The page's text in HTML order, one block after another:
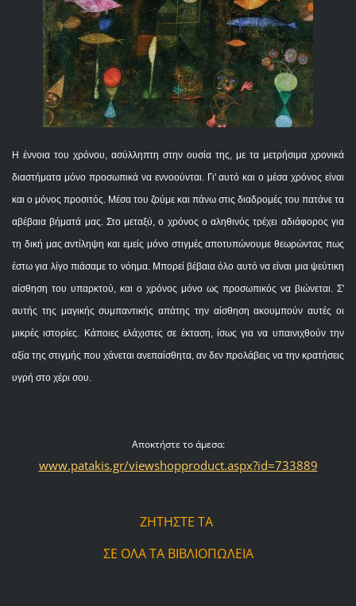
Η έννοια του χρόνου, ασύλληπτη στην ουσία της, με τα μετρήσιμα χρονικά
διαστήματα μόνο προσωπικά να εννοούνται. Γι' αυτό και ο μέσα χρόνος είναι
και ο μόνος προσιτός. Μέσα του ζούμε και πάνω στις διαδρομές του πατάνε τα
αβέβαια βήματά μας. Στο μεταξύ, ο χρόνος ο αληθινός τρέχει αδιάφορος για
τη δική μας αντίληψη και εμείς μόνο στιγμές αποτυπώνουμε θεωρώντας πως
έστω για λίγο πιάσαμε το νόημα. Μπορεί βέβαια όλο αυτό να είναι μια ψεύτικη
αίσθηση του υπαρκτού, και ο χρόνος μόνο ως προσωπικός να βιώνεται. Σ'
αυτής της μαγικής συμπαντικής απάτης την αίσθηση ακουμπούν αυτές οι
μικρές ιστορίες. Κάποιες ελάχιστες σε έκταση, ίσως για να υπαινιχθούν την
αξία της στιγμής που χάνεται ανεπαίσθητα, αν δεν προλάβεις να την κρατήσεις
υγρή στο χέρι σου.
Αποκτήστε το άμεσα:
www.patakis.gr/viewshopproduct.aspx?id=733889
ΖΗΤΗΣΤΕ ΤΑ
ΣΕ ΟΛΑ ΤΑ ΒΙΒΛΙΟΠΩΛΕΙΑ